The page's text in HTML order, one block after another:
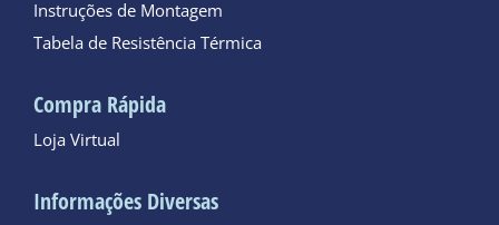
Instruções de Montagem
Tabela de Resistência Térmica
Compra Rápida
Loja Virtual
Informações Diversas